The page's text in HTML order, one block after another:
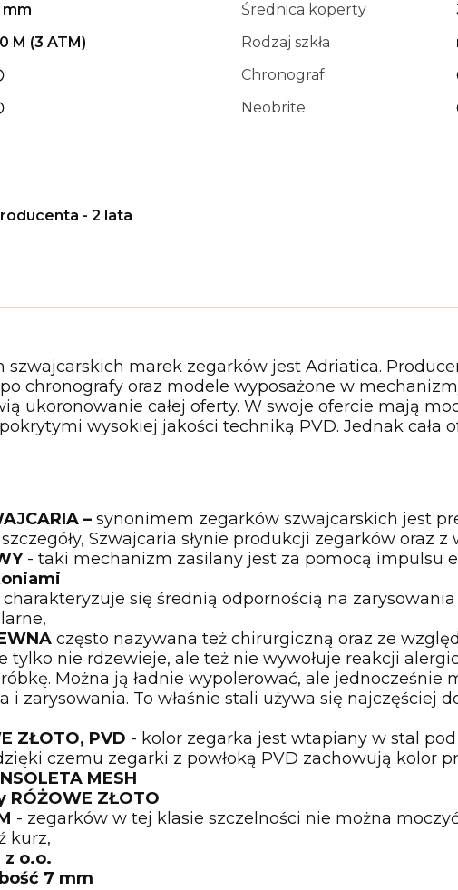
mm Średnica koperty
M (3 ATM) Rodzaj szkła
Chronograf
Neobrite
- 2 lata
szwajcarskich marek zegarków jest Adriatica.
chronografy oraz modele wyposażone w
ukoronowanie całej oferty. W swoje ofercie mają
wysokiej jakości techniką PVD. Jednak cała
–synonimem zegarków szwajcarskich jest
Szwajcaria słynie produkcji zegarków oraz
- taki mechanizm zasilany jest za pomocą impulsu
charakteryzuje się średnią odpornością na
często nazywana też chirurgiczną oraz ze
tylko nie rdzewieje, ale też nie wywołuje reakcji
Można ją ładnie wypolerować, ale jednocześnie
i zarysowania. To właśnie stali używa się najczęściej
ZŁOTO, PVD - kolor zegarka jest wtapiany w stal
czemu zegarki z powłoką PVD zachowują kolor
MESH
ZŁOTO
- zegarków w tej klasie szczelności nie można
kurz,
o.o.
7 mm